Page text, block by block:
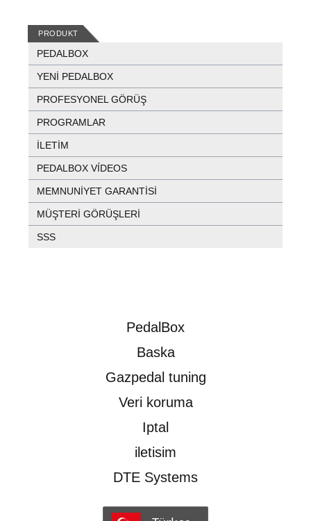
PRODUKT
PEDALBOX
YENI PEDALBOX
PROFESYONEL GÖRÜŞ
PROGRAMLAR
İLETIM
PEDALBOX VÍDEOS
MEMNUNIYET GARANTISI
MÜŞTERI GÖRÜŞLERI
SSS
PedalBox
Baska
Gazpedal tuning
Veri koruma
Iptal
iletisim
DTE Systems